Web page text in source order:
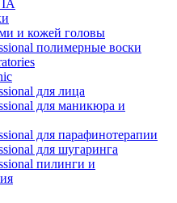
и кожей головы
полимерные воски
для лица
для маникюра и
для парафинотерапии
для шугаринга
пилинги и